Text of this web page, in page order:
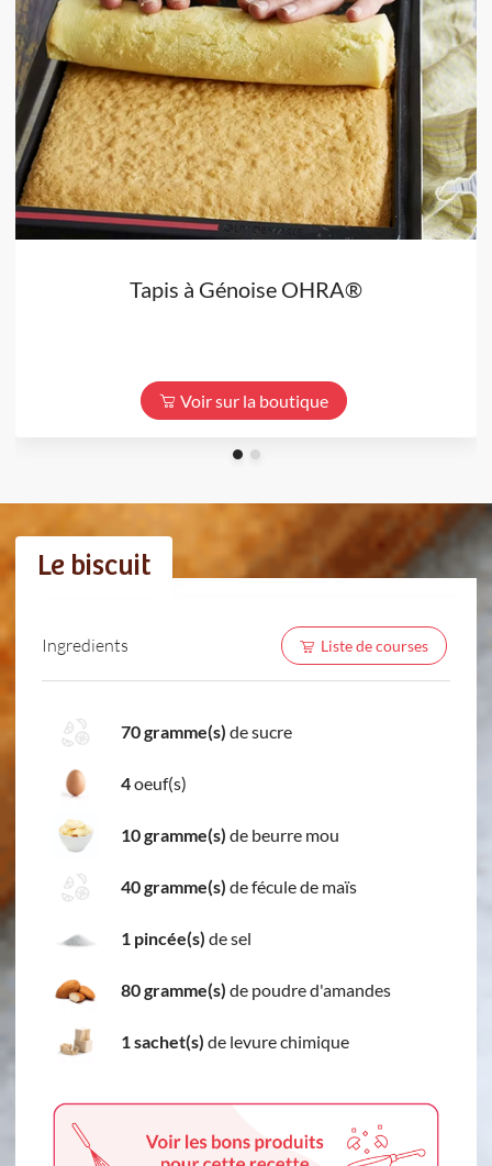
Tapis à Génoise OHRA®
Voir sur la boutique
Le biscuit
Ingredients Liste de courses
70 gramme(s) de sucre
4oeuf(s)
10 gramme(s) de beurre mou
40 gramme(s) de fécule de maïs
1 pincée(s) de sel
80 gramme(s) de poudre d'amandes
1 sachet(s) de levure chimique